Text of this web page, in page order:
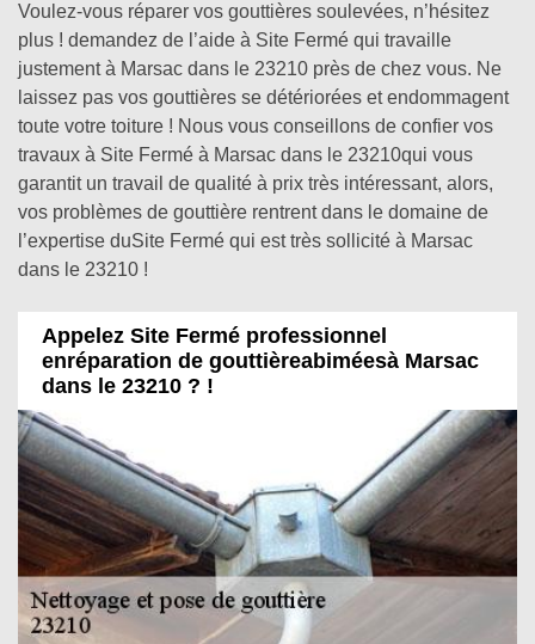
Voulez-vous réparer vos gouttières soulevées, n’hésitez
plus ! demandez de l’aide à Site Fermé qui travaille
justement à Marsac dans le 23210 près de chez vous. Ne
laissez pas vos gouttières se détériorées et endommagent
toute votre toiture ! Nous vous conseillons de confier vos
travaux à Site Fermé à Marsac dans le 23210qui vous
garantit un travail de qualité à prix très intéressant, alors,
vos problèmes de gouttière rentrent dans le domaine de
l’expertise duSite Fermé qui est très sollicité à Marsac
dans le 23210 !
Appelez Site Fermé professionnel
enréparation de gouttièreabiméesà Marsac
dans le 23210 ? !